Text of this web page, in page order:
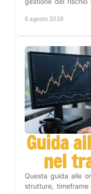
giorno.
6 agosto 2026
Guida
nel
Questa guida alle
strutture, timeframe